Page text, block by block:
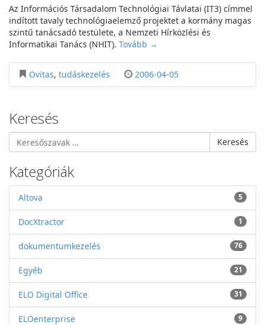
Az Információs Társadalom Technológiai Távlatai (IT3) címmel
indított tavaly technológiaelemző projektet a kormány magas
szintű tanácsadó testülete, a Nemzeti Hírközlési és
Informatikai Tanács (NHIT). Tovább →
Ovitas, tudáskezelés 2006-04-05
Keresés
Keresés
Kategóriák
Altova 5
DocXtractor 1
dokumentumkezelés 76
Egyéb 21
ELO Digital Office 31
ELOenterprise 9